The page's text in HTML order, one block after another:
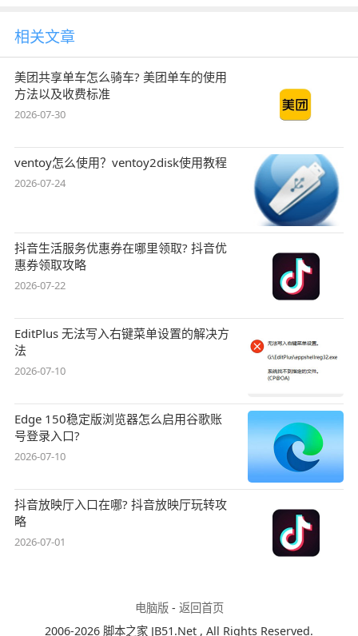
相关文章
美团共享单车怎么骑车? 美团单车的使用
方法以及收费标准
2026-07-30
ventoy怎么使用？ventoy2disk使用教程
2026-07-24
抖音生活服务优惠券在哪里领取? 抖音优
惠券领取攻略
2026-07-22
EditPlus 无法写入右键菜单设置的解决方
法
2026-07-10
Edge 150稳定版浏览器怎么启用谷歌账
号登录入口?
2026-07-10
抖音放映厅入口在哪? 抖音放映厅玩转攻
略
2026-07-01
电脑版- 返回首页
2006-2026 脚本之家 JB51.Net , All Rights Reserved.